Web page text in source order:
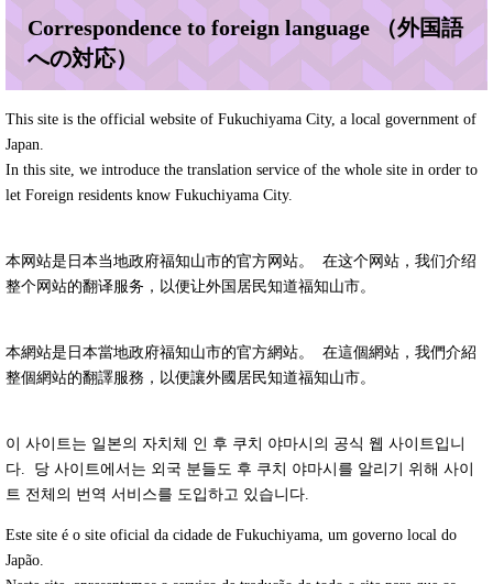
Correspondence to foreign language （外国語
への対応）
This site is the official website of Fukuchiyama City, a local government of
Japan.
In this site, we introduce the translation service of the whole site in order to
let Foreign residents know Fukuchiyama City.
本网站是日本当地政府福知山市的官方网站。 在这个网站，我们介绍
整个网站的翻译服务，以便让外国居民知道福知山市。
本網站是日本當地政府福知山市的官方網站。 在這個網站，我們介紹
整個網站的翻譯服務，以便讓外國居民知道福知山市。
이 사이트는 일본의 자치체 인 후 쿠치 야마시의 공식 웹 사이트입니
다. 당 사이트에서는 외국 분들도 후 쿠치 야마시를 알리기 위해 사이
트 전체의 번역 서비스를 도입하고 있습니다.
Este site é o site oficial da cidade de Fukuchiyama, um governo local do
Japão.